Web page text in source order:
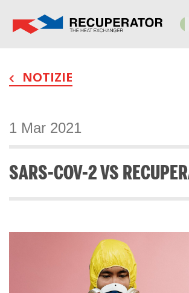
NOTIZIE
1 Mar 2021
SARS-COV-2 VS